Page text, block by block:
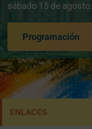
sábado 15 de agosto.
Programación
ENLACES